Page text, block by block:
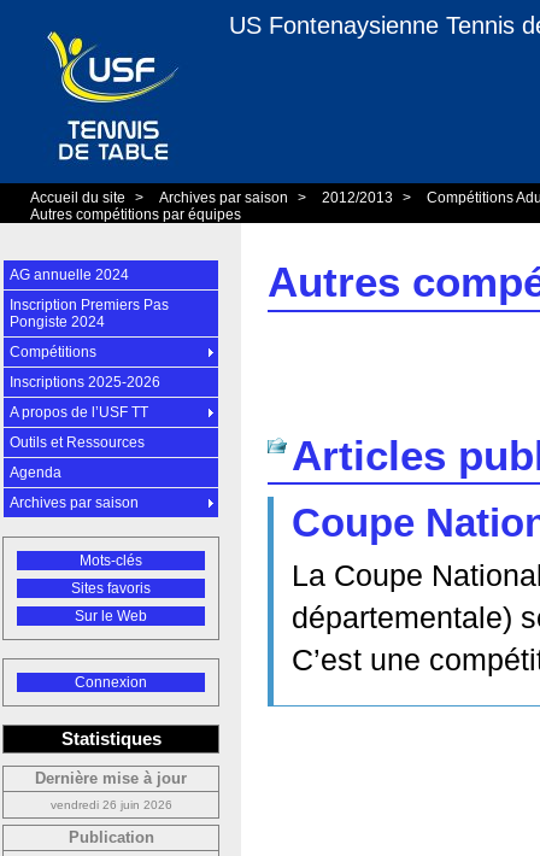
US Fontenaysienne Tennis
Accueil du site > Archives par saison > 2012/2013 >
Compétitions
Autres compétitions par équipes
Autres
Articles
Coupe
La Coupe
départementale)
C’est une
AG annuelle 2024
Inscription Premiers Pas
Pongiste 2024
Compétitions
Inscriptions 2025-2026
A propos de l’USF TT
Outils et Ressources
Agenda
Archives par saison
Mots-clés
Sites favoris
Sur le Web
Connexion
Statistiques
Dernière mise à jour
vendredi 26 juin 2026
Publication